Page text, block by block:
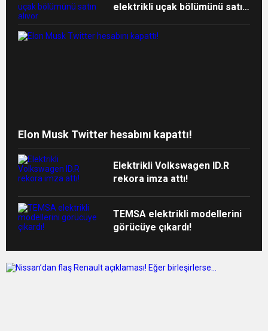
elektrikli uçak bölümünü satın
Elon Musk Twitter hesabını kapattı!
Elektrikli Volkswagen ID.R
rekora imza attı!
TEMSA elektrikli modellerini
görücüye çıkardı!